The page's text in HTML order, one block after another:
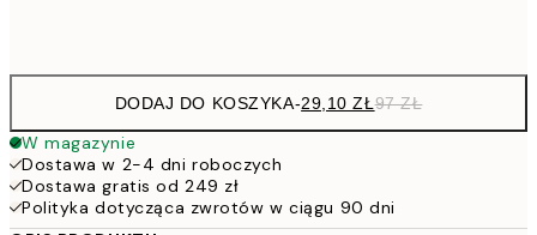
DODAJ DO KOSZYKA-29,10 ZŁ97 ZŁ
W magazynie
Dostawa w 2-4 dni roboczych
Dostawa gratis od 249 zł
Polityka dotycząca zwrotów w ciągu 90 dni